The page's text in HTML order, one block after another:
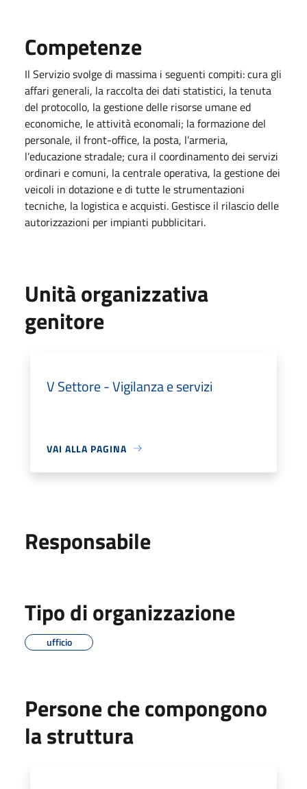
Competenze
Il Servizio svolge di massima i seguenti compiti: cura gli
affari generali, la raccolta dei dati statistici, la tenuta
del protocollo, la gestione delle risorse umane ed
economiche, le attività economali; la formazione del
personale, il front-office, la posta, l’armeria,
l’educazione stradale; cura il coordinamento dei servizi
ordinari e comuni, la centrale operativa, la gestione dei
veicoli in dotazione e di tutte le strumentazioni
tecniche, la logistica e acquisti. Gestisce il rilascio delle
autorizzazioni per impianti pubblicitari.
Unità organizzativa
genitore
V Settore - Vigilanza e servizi
VAI ALLA PAGINA
Responsabile
Tipo di organizzazione
ufficio
Persone che compongono
la struttura